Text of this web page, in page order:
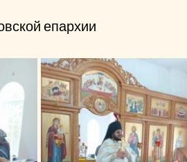
епархии